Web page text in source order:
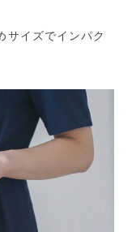
サイズでインパク